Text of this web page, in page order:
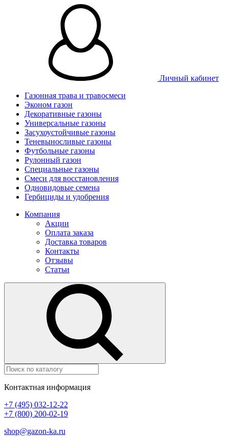
Личный кабинет
Газонная трава и травосмеси
Эконом газон
Декоративные газоны
Универсальные газоны
Засухоустойчивые газоны
Теневыносливые газоны
Футбольные газоны
Рулонный газон
Специальные газоны
Смеси для восстановления
Одновидовые семена
Гербициды и удобрения
Компания
Акции
Оплата заказа
Доставка товаров
Контакты
Отзывы
Статьи
Контактная информация
+7 (495) 032-12-22
+7 (800) 200-02-19
shop@gazon-ka.ru